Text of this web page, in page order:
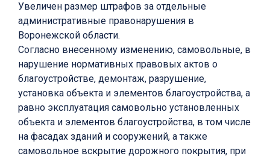
Увеличен размер штрафов за отдельные
административные правонарушения в
Воронежской области.
Согласно внесенному изменению, самовольные, в
нарушение нормативных правовых актов о
благоустройстве, демонтаж, разрушение,
установка объекта и элементов благоустройства, а
равно эксплуатация самовольно установленных
объекта и элементов благоустройства, в том числе
на фасадах зданий и сооружений, а также
самовольное вскрытие дорожного покрытия, при